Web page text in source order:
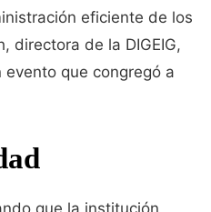
eficiente de los
directora de la DIGEIG,
que congregó a
que la institución